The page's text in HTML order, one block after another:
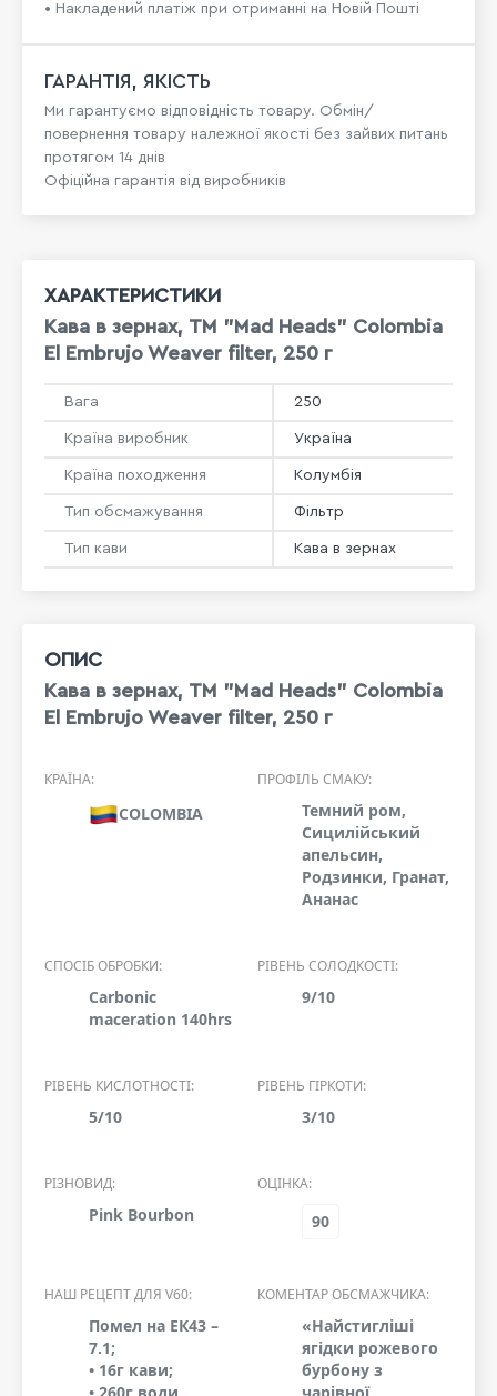
• Накладений платіж при отриманні на Новій Пошті
ГАРАНТІЯ, ЯКІСТЬ
Ми гарантуємо відповідність товару. Обмін/
повернення товару належної якості без зайвих питань
протягом 14 днів
Офіційна гарантія від виробників
ОПИС
Кава в зернах, ТМ "Mad Heads" Colombia
El Embrujo Weaver filter, 250 г
КРАЇНА:
COLOMBIA
ПРОФІЛЬ СМАКУ:
Темний ром,
Сицилійський
апельсин,
Родзинки, Гранат,
Ананас
СПОСІБ ОБРОБКИ:
Сarbonic
maceration 140hrs
РІВЕНЬ СОЛОДКОСТІ:
9/10
РІВЕНЬ КИСЛОТНОСТІ:
5/10
РІВЕНЬ ГІРКОТИ:
3/10
РІЗНОВИД:
Pink Bourbon
ОЦІНКА:
90
НАШ РЕЦЕПТ ДЛЯ V60:
Помел на ЕК43 –
7.1;
• 16г кави;
КОМЕНТАР ОБСМАЖЧИКА:
«Найстигліші
ягідки рожевого
бурбону з
ХАРАКТЕРИСТИКИ
Кава в зернах, ТМ "Mad Heads" Colombia
El Embrujo Weaver filter, 250 г
Вага 250
Країна виробник Україна
Країна походження Колумбія
Тип обсмажування Фільтр
Тип кави Кава в зернах